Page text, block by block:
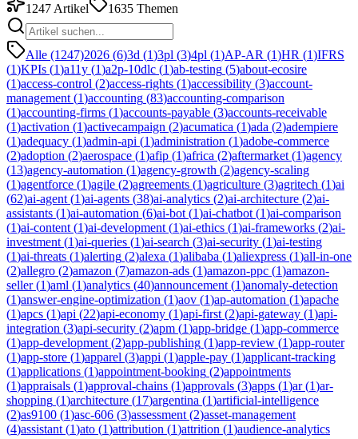
1247 Artikel 1635 Themen
Alle (1247)2026 (6)3d (1)3pl (3)4pl (1)AP-AR (1)HR (1)IFRS
(1)KPIs (1)a11y (1)a2p-10dlc (1)ab-testing (5)about-ecosire
(1)access-control (2)access-rights (1)accessibility (3)account-
management (1)accounting (83)accounting-comparison
(1)accounting-firms (1)accounts-payable (3)accounts-receivable
(1)activation (1)activecampaign (2)acumatica (1)ada (2)adempiere
(1)adequacy (1)admin-api (1)administration (1)adobe-commerce
(2)adoption (2)aerospace (1)afip (1)africa (2)aftermarket (1)agency
(13)agency-automation (1)agency-growth (2)agency-scaling
(1)agentforce (1)agile (2)agreements (1)agriculture (3)agritech (1)ai
(62)ai-agent (1)ai-agents (38)ai-analytics (2)ai-architecture (2)ai-
assistants (1)ai-automation (6)ai-bot (1)ai-chatbot (1)ai-comparison
(1)ai-content (1)ai-development (1)ai-ethics (1)ai-frameworks (2)ai-
investment (1)ai-queries (1)ai-search (3)ai-security (1)ai-testing
(1)ai-threats (1)alerting (2)alexa (1)alibaba (1)aliexpress (1)all-in-one
(2)allegro (2)amazon (7)amazon-ads (1)amazon-ppc (1)amazon-
seller(1)aml (1)analytics (40)announcement (1)anomaly-detection
(1)answer-engine-optimization (1)aov (1)ap-automation (1)apache
(1)apcs (1)api (22)api-economy (1)api-first (2)api-gateway (1)api-
integration (3)api-security (2)apm (1)app-bridge (1)app-commerce
(1)app-development (2)app-publishing (1)app-review (1)app-router
(1)app-store (1)apparel (3)appi (1)apple-pay (1)applicant-tracking
(1)applications (1)appointment-booking (2)appointments
(1)appraisals (1)approval-chains (1)approvals (3)apps (1)ar(1)ar-
shopping (1)architecture (17)argentina (1)artificial-intelligence
(2)as9100 (1)asc-606 (3)assessment (2)asset-management
(4)assistant (1)ato (1)attribution (1)attrition (1)audience-analytics